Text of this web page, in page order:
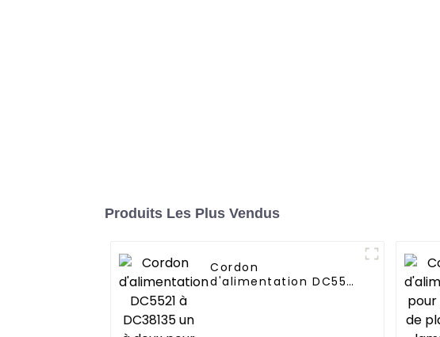
Produits Les Plus Vendus
Cordon
d'alimentation DC5521